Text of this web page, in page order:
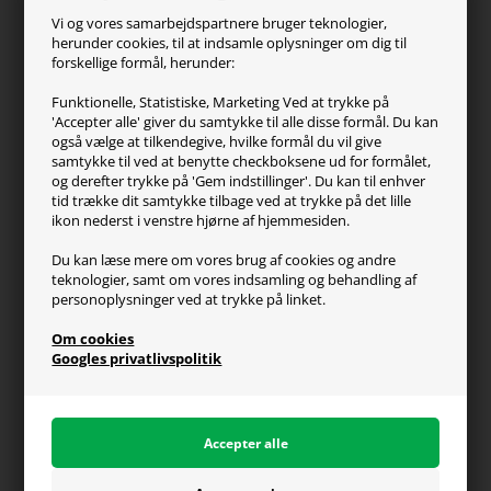
Vi og vores samarbejdspartnere bruger teknologier,
herunder cookies, til at indsamle oplysninger om dig til
forskellige formål, herunder:
Funktionelle, Statistiske, Marketing Ved at trykke på
'Accepter alle' giver du samtykke til alle disse formål. Du kan
også vælge at tilkendegive, hvilke formål du vil give
samtykke til ved at benytte checkboksene ud for formålet,
og derefter trykke på 'Gem indstillinger'. Du kan til enhver
tid trække dit samtykke tilbage ved at trykke på det lille
ikon nederst i venstre hjørne af hjemmesiden.
Du kan læse mere om vores brug af cookies og andre
teknologier, samt om vores indsamling og behandling af
personoplysninger ved at trykke på linket.
Om cookies
Googles privatlivspolitik
ZOWIE
Turtle Beach
Kundeservice
Kontakt os
FAQ
Handelsvilkår
Reklamation
Generel info
Om os
Fragt og levering